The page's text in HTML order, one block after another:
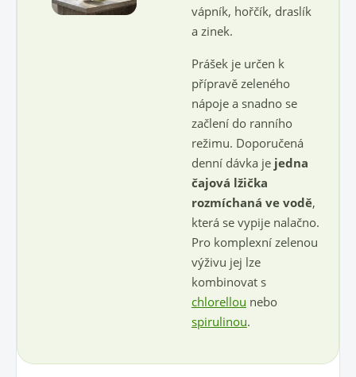
vápník, hořčík, draslík
a zinek.
Prášek je určen k
přípravě zeleného
nápoje a snadno se
začlení do ranního
režimu. Doporučená
denní dávka je jedna
čajová lžička
rozmíchaná ve vodě,
která se vypije nalačno.
Pro komplexní zelenou
výživu jej lze
kombinovat s
chlorellou nebo
spirulinou.